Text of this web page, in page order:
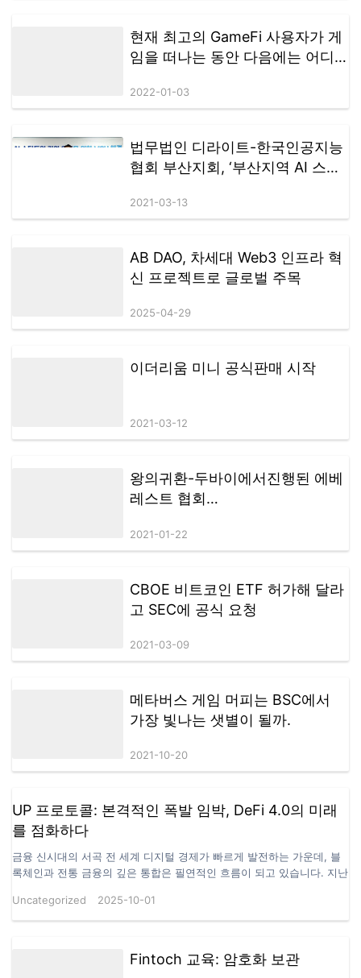
현재 최고의 GameFi 사용자가 게
임을 떠나는 동안 다음에는 어디
인저로 부상합니다!
2022-01-03
법무법인 디라이트-한국인공지능
협회 부산지회, ‘부산지역 AI 스타
성’ 협약
2021-03-13
AB DAO, 차세대 Web3 인프라 혁
신 프로젝트로 글로벌 주목
2025-04-29
이더리움 미니 공식판매 시작
2021-03-12
왕의귀환-두바이에서진행된 에베
레스트 협회
2021-01-22
CBOE 비트코인 ETF 허가해 달라
고 SEC에 공식 요청
2021-03-09
메타버스 게임 머피는 BSC에서
가장 빛나는 샛별이 될까.
2021-10-20
UP 프로토콜: 본격적인 폭발 임박, DeFi 4.0의 미래
를 점화하다
금융 신시대의 서곡 전 세계 디지털 경제가 빠르게 발전하는 가운데, 블
록체인과 전통 금융의 깊은 통합은 필연적인 흐름이 되고 있습니다. 지난
취약한 보안, 제한된 지속 가능성 문제도 점차 드러났습니다. 시장은 이
제 장기적 가치를 지니고 미래 생태계 번영을 지원할 수 있는 새로운 패
앞두고 있습니다!이는 단순한 기술 혁신이 아니라 글로벌 신념의 점화입
니다. 안전성, 투명성, 지속 가능성의 설계 철학을 바탕으로, UP 프로토
Uncategorized 2025-10-01
Fintoch 교육: 암호화 보관